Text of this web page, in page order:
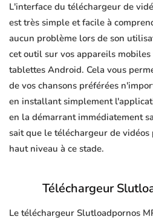
L'interface du téléchargeur de
est très simple et facile à
aucun problème lors de son
cet outil sur vos appareils
tablettes Android. Cela vous
de vos chansons préférées
en installant simplement
en la démarrant immédiatement
sait que le téléchargeur de
haut niveau à ce stade.
Téléchargeur
Le téléchargeur Slutloadpornos